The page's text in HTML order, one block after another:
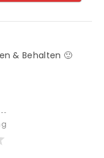
& Behalten 🙂